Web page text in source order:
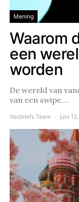
Mening
Waarom
een
worden
De wereld van
van een swipe.…
Voxbriefs Team juni